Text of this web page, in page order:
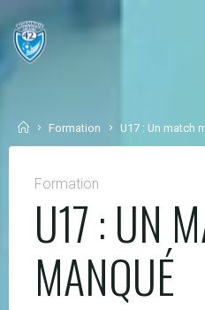
content
HomeFormation U17 : Un match
Formation
U17 : UN
MANQUÉ